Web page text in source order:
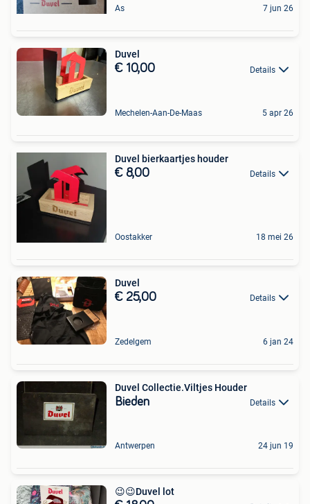
As 7 jun 26
Duvel
€ 10,00 Details
Mechelen-Aan-De-Maas 5 apr 26
Duvel bierkaartjes houder
€ 8,00 Details
Oostakker 18 mei 26
Duvel
€ 25,00 Details
Zedelgem 6 jan 24
Duvel Collectie.Viltjes Houder
Bieden Details
Antwerpen 24 jun 19
😉😉Duvel lot